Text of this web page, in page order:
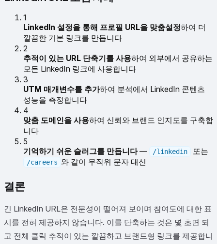
1
LinkedIn 설정을 통해 프로필 URL을 맞춤설정하여 더
깔끔한 기본 링크를 만듭니다
2
추적이 있는 URL 단축기를 사용하여 외부에서 공유하는
모든 LinkedIn 링크에 사용합니다
3
UTM 매개변수를 추가하여 분석에서 LinkedIn 콘텐츠
성능을 측정합니다
4
맞춤 도메인을 사용하여 신뢰와 브랜드 인지도를 구축합
니다
5
기억하기 쉬운 슬러그를 만듭니다— /linkedin 또는
/careers 와 같이 무작위 문자 대신
결론
긴 LinkedIn URL은 전문성이 떨어져 보이며 참여도에 대한 표
시를 전혀 제공하지 않습니다. 이를 단축하는 것은 몇 초면 되
고 전체 클릭 추적이 있는 깔끔하고 브랜드형 링크를 제공합니